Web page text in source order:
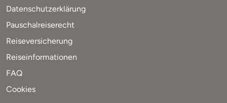
Datenschutzerklärung
Pauschalreiserecht
Reiseversicherung
Reiseinformationen
FAQ
Cookies